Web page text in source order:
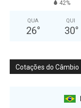
42%
QUA
26°
QUI
30°
Cotações do Câmbio